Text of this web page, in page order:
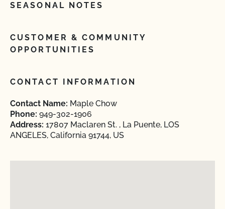
SEASONAL NOTES
CUSTOMER & COMMUNITY
OPPORTUNITIES
CONTACT INFORMATION
Contact Name: Maple Chow
Phone: 949-302-1906
Address: 17807 Maclaren St. , La Puente, LOS
ANGELES, California 91744, US